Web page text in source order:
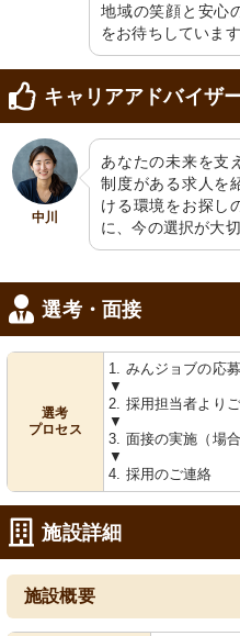
地域の笑顔と安心
をお待ちしています
キャリアアドバイザ
中川
あなたの未来を支
制度がある求人を
ける環境をお探し
に、今の選択が大切
選考・面接
選考
プロセス
1. みんジョブの応
▼
2. 採用担当者より
▼
3. 面接の実施（場
▼
4. 採用のご連絡
施設詳細
施設概要